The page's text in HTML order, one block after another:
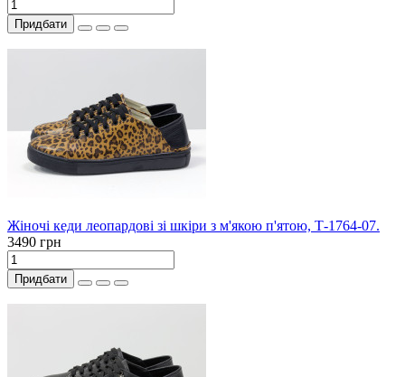
Придбати
Жіночі кеди леопардові зі шкіри з м'якою п'ятою, Т-1764-07.
3490 грн
Придбати